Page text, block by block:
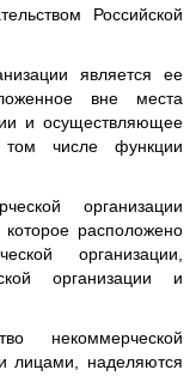
Российской
является ее
вне места
и осуществляющее
числе функции
организации
расположено
организации,
организации и
некоммерческой
лицами, наделяются